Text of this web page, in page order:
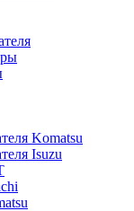
Komatsu
Isuzu